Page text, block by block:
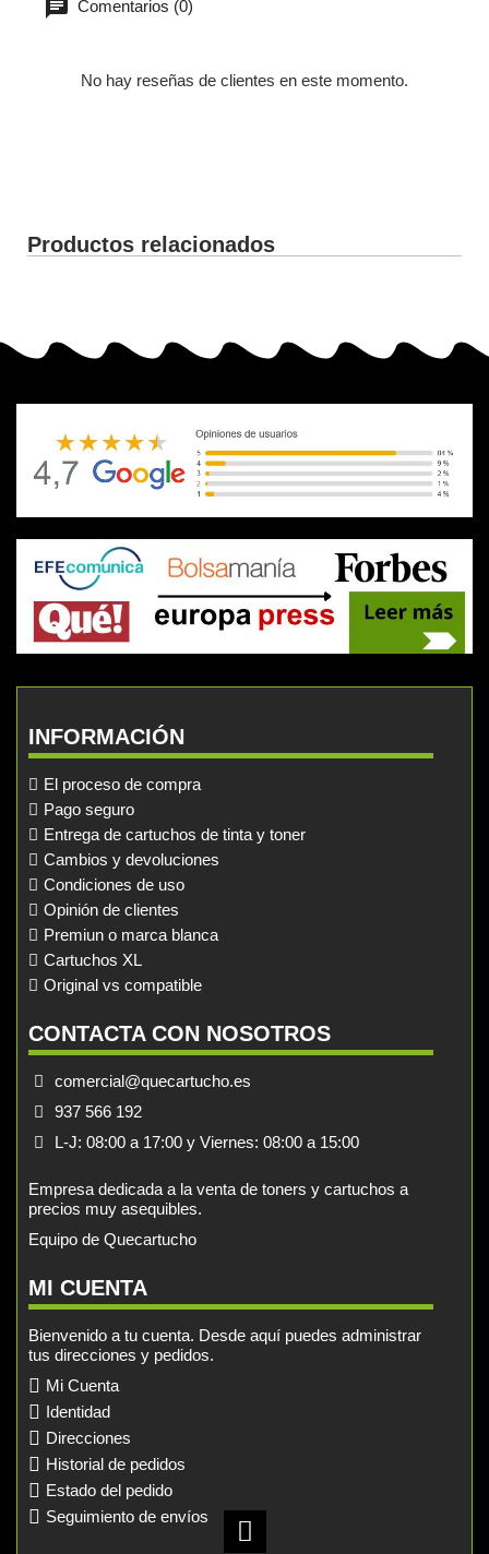
Comentarios (0)
No hay reseñas de clientes en este momento.
Productos relacionados
INFORMACIÓN
El proceso de compra
Pago seguro
Entrega de cartuchos de tinta y toner
Cambios y devoluciones
Condiciones de uso
Opinión de clientes
Premiun o marca blanca
Cartuchos XL
Original vs compatible
CONTACTA CON NOSOTROS
comercial@quecartucho.es
937 566 192
L-J: 08:00 a 17:00 y Viernes: 08:00 a 15:00
Empresa dedicada a la venta de toners y cartuchos a
precios muy asequibles.
Equipo de Quecartucho
MI CUENTA
Bienvenido a tu cuenta. Desde aquí puedes administrar
tus direcciones y pedidos.
Mi Cuenta
Identidad
Direcciones
Historial de pedidos
Estado del pedido
Seguimiento de envíos